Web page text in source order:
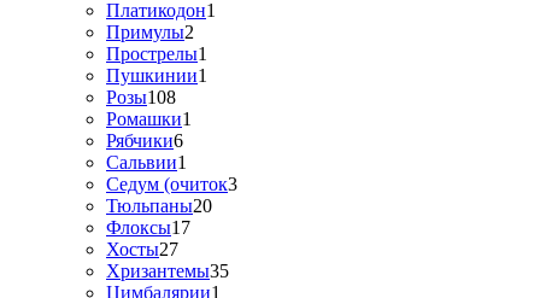
Платикодон1
Примулы2
Прострелы1
Пушкинии1
Розы108
Ромашки1
Рябчики6
Сальвии1
Седум (очиток3
Тюльпаны20
Флоксы17
Хосты27
Хризантемы35
Цимбалярии1